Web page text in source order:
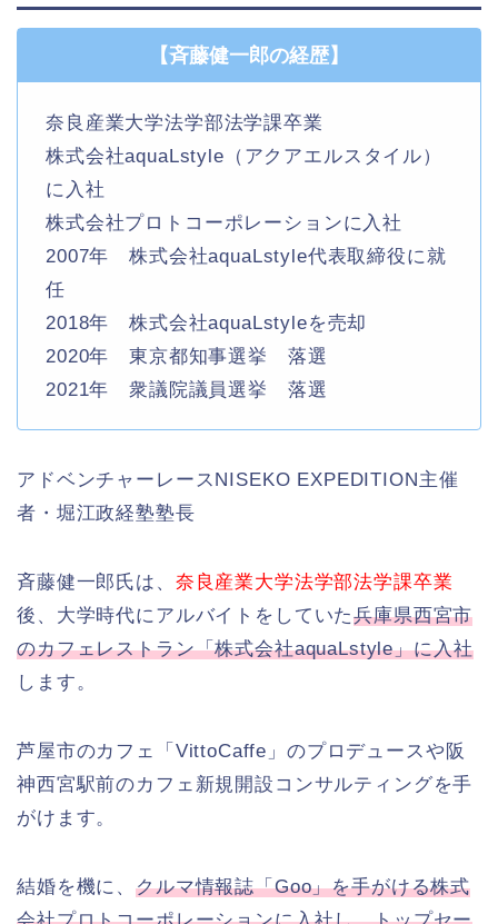
【斉藤健一郎の経歴】
奈良産業大学法学部法学課卒業
株式会社aquaLstyle（アクアエルスタイル）
に入社
株式会社プロトコーポレーションに入社
2007年 株式会社aquaLstyle代表取締役に就
任
2018年 株式会社aquaLstyleを売却
2020年 東京都知事選挙 落選
2021年 衆議院議員選挙 落選
アドベンチャーレースNISEKO EXPEDITION主催
者・堀江政経塾塾長
斉藤健一郎氏は、 奈良産業大学法学部法学課卒業
後、大学時代にアルバイトをしていた兵庫県西宮市
のカフェレストラン「株式会社aquaLstyle」に入社
します。
芦屋市のカフェ「VittoCaffe」のプロデュースや阪
神西宮駅前のカフェ新規開設コンサルティングを手
がけます。
結婚を機に、クルマ情報誌「Goo」を手がける株式